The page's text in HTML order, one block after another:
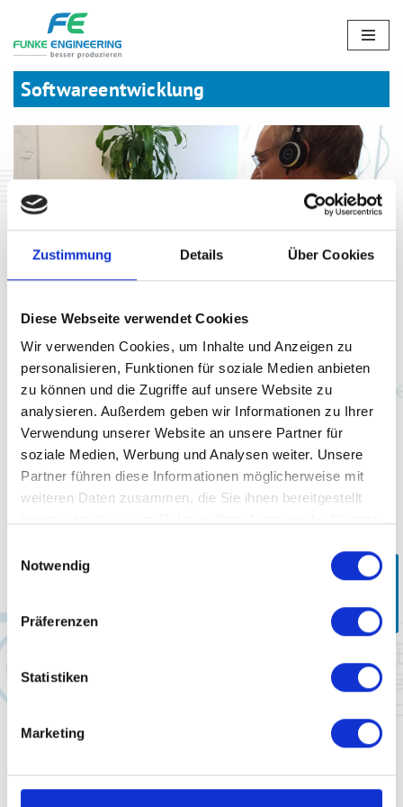
Zustimmung Details Über Cookies
Diese Webseite verwendet Cookies
Wir verwenden Cookies, um Inhalte und Anzeigen zu
personalisieren, Funktionen für soziale Medien anbieten
zu können und die Zugriffe auf unsere Website zu
analysieren. Außerdem geben wir Informationen zu Ihrer
Verwendung unserer Website an unsere Partner für
soziale Medien, Werbung und Analysen weiter. Unsere
Partner führen diese Informationen möglicherweise mit
weiteren Daten zusammen, die Sie ihnen bereitgestellt
Notwendig
Präferenzen
Statistiken
Marketing
Zum
Inhalt
springen
Softwareentwicklung
Ganz unser Ding! In enger Zusammenarbeit mit unseren Kunden
entwickeln wir Software für die Produktion von morgen in den
Bereichen
automatische Prüfanlagen
Anbindung an QS- und MES-Systeme
Visualisierung von Produktionseffizienz
Portierung von Bestandssoftware auf aktuelle Systeme
Analyse, Beratung/Planung, Implementierung und Kontrolle sind die
Stationen hin zu einer vernetzten Produktion.
Kontakt